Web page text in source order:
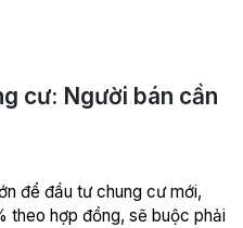
cư: Người bán cần
để đầu tư chung cư mới,
theo hợp đồng, sẽ buộc phải